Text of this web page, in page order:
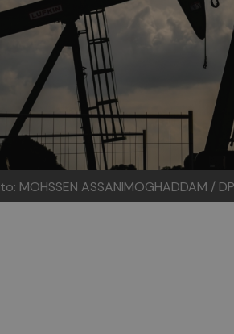
MOHSSEN ASSANIMOGHADDAM /